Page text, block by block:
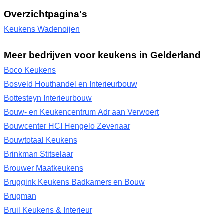
Overzichtpagina's
Keukens Wadenoijen
Meer bedrijven voor keukens in Gelderland
Boco Keukens
Bosveld Houthandel en Interieurbouw
Bottesteyn Interieurbouw
Bouw- en Keukencentrum Adriaan Verwoert
Bouwcenter HCI Hengelo Zevenaar
Bouwtotaal Keukens
Brinkman Stitselaar
Brouwer Maatkeukens
Bruggink Keukens Badkamers en Bouw
Brugman
Bruil Keukens & Interieur